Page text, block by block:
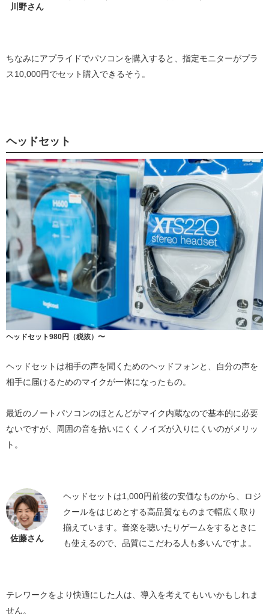
川野さん
ちなみにアプライドでパソコンを購入すると、指定モニターがプラ
ス10,000円でセット購入できるそう。
ヘッドセット
ヘッドセット980円（税抜）〜
ヘッドセットは相手の声を聞くためのヘッドフォンと、自分の声を
相手に届けるためのマイクが一体になったもの。
最近のノートパソコンのほとんどがマイク内蔵なので基本的に必要
ないですが、周囲の音を拾いにくくノイズが入りにくいのがメリッ
ト。
佐藤さん
ヘッドセットは1,000円前後の安価なものから、ロジ
クールをはじめとする高品質なものまで幅広く取り
揃えています。音楽を聴いたりゲームをするときに
も使えるので、品質にこだわる人も多いんですよ。
テレワークをより快適にした人は、導入を考えてもいいかもしれま
せん。